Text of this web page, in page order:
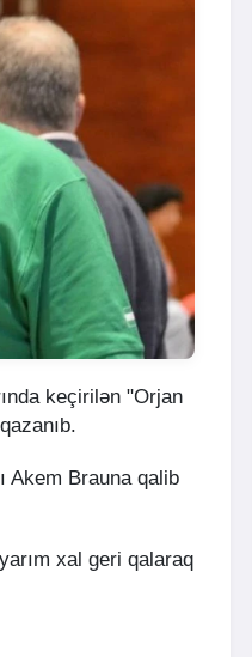
keçirilən "Orjan
Akem Brauna qalib
xal geri qalaraq